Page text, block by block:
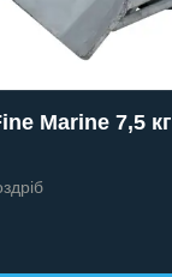
Marine 7,5 кг